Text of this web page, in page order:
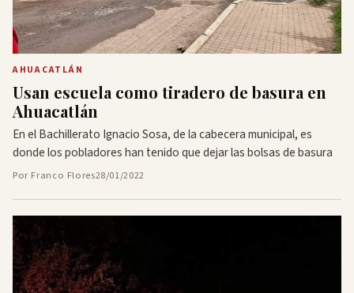
AHUACATLÁN
Usan escuela como tiradero de basura en
Ahuacatlán
En el Bachillerato Ignacio Sosa, de la cabecera municipal, es
donde los pobladores han tenido que dejar las bolsas de basura
Por Franco Flores28/01/2022